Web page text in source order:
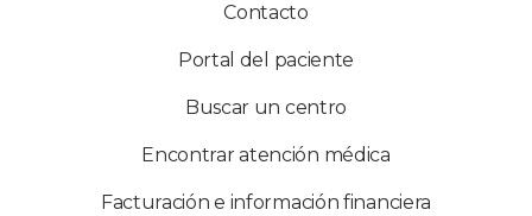
Contacto
Portal del paciente
Buscar un centro
Encontrar atención médica
Facturación e información financiera